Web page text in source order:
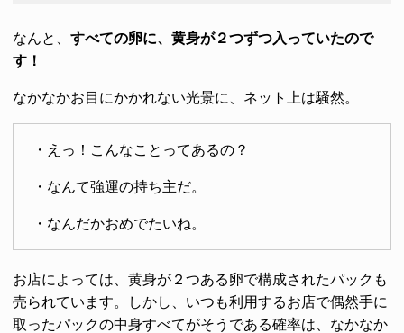
なんと、 すべての卵に、黄身が２つずつ入っていたので
す！
なかなかお目にかかれない光景に、ネット上は騒然。
・えっ！こんなことってあるの？
・なんて強運の持ち主だ。
・なんだかおめでたいね。
お店によっては、黄身が２つある卵で構成されたパックも
売られています。しかし、いつも利用するお店で偶然手に
取ったパックの中身すべてがそうである確率は、なかなか